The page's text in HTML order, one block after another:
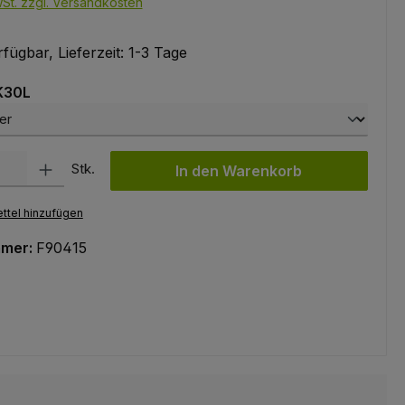
Lieferzeit: 1-3 Tage
auswählen
Gib den gewünschten Wert ein oder benutze die Schaltflächen
Stk. In den Warenkorb
hinzufügen
F90415